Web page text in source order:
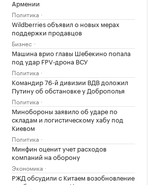
Армении
Политика
Wildberries объявил о новых мерах
поддержки продавцов
Бизнес
Машина врио главы Шебекино попала
под удар FPV‑дрона ВСУ
Политика
Командир 76-й дивизии ВДВ доложил
Путину об обстановке у Доброполья
Политика
Минобороны заявило об ударе по
складам и логистическому хабу под
Киевом
Политика
Минфин оценит учет расходов
компаний на оборону
Экономика
РЖД обсудили с Китаем возобновление